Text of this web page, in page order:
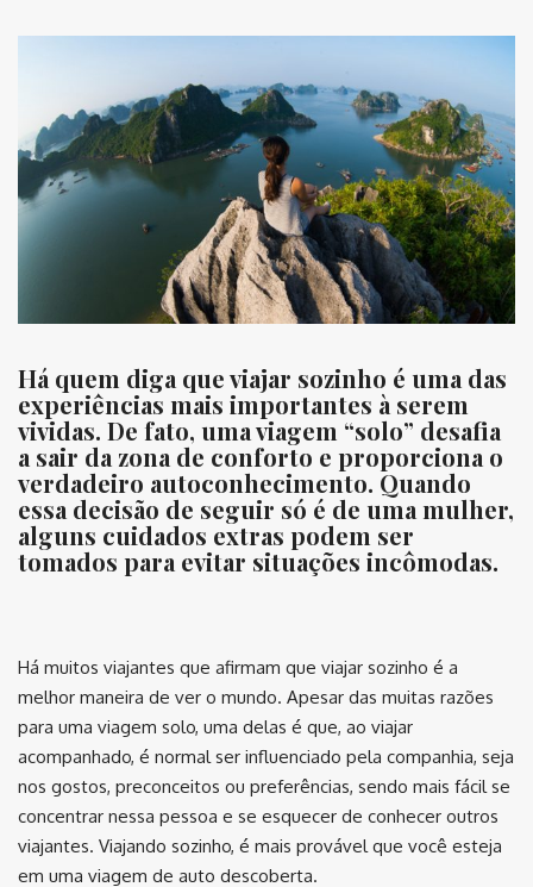
Há quem diga que viajar sozinho é uma das
experiências mais importantes à serem
vividas. De fato, uma viagem “solo” desafia
a sair da zona de conforto e proporciona o
verdadeiro autoconhecimento. Quando
essa decisão de seguir só é de uma mulher,
alguns cuidados extras podem ser
tomados para evitar situações incômodas.
Há muitos viajantes que afirmam que viajar sozinho é a
melhor maneira de ver o mundo. Apesar das muitas razões
para uma viagem solo, uma delas é que, ao viajar
acompanhado, é normal ser influenciado pela companhia, seja
nos gostos, preconceitos ou preferências, sendo mais fácil se
concentrar nessa pessoa e se esquecer de conhecer outros
viajantes. Viajando sozinho, é mais provável que você esteja
em uma viagem de auto descoberta.